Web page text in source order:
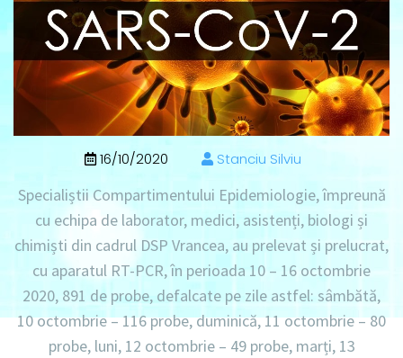
16/10/2020 Stanciu Silviu
Specialiștii Compartimentului Epidemiologie, împreună
cu echipa de laborator, medici, asistenți, biologi și
chimiști din cadrul DSP Vrancea, au prelevat și prelucrat,
cu aparatul RT-PCR, în perioada 10 – 16 octombrie
2020, 891 de probe, defalcate pe zile astfel: sâmbătă,
10 octombrie – 116 probe, duminică, 11 octombrie – 80
probe, luni, 12 octombrie – 49 probe, marți, 13